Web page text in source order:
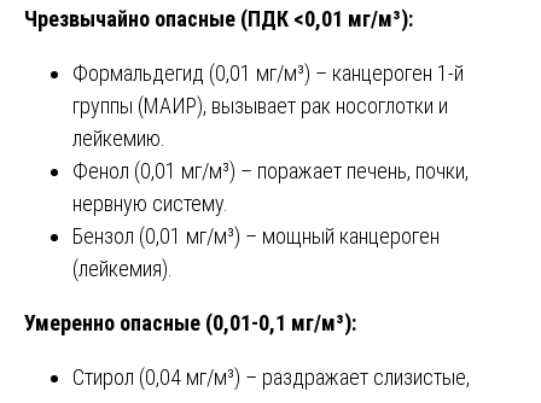
Чрезвычайно опасные (ПДК <0,01 мг/м³):
Формальдегид (0,01 мг/м³) – канцероген 1-й
группы (МАИР), вызывает рак носоглотки и
лейкемию.
Фенол (0,01 мг/м³) – поражает печень, почки,
нервную систему.
Бензол (0,01 мг/м³) – мощный канцероген
(лейкемия).
Умеренно опасные (0,01-0,1 мг/м³):
Стирол (0,04 мг/м³) – раздражает слизистые,